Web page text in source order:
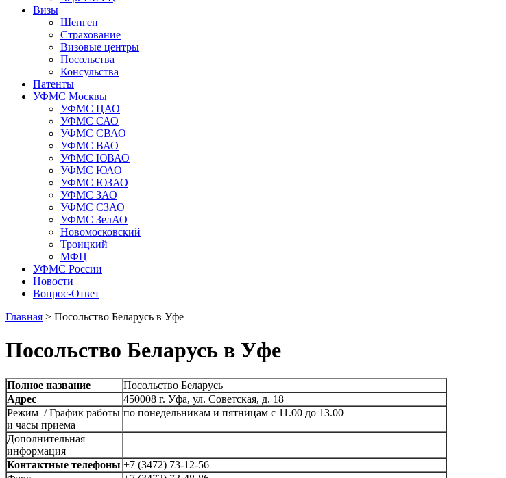
Визы
Шенген
Страхование
Визовые центры
Посольства
Консульства
Патенты
УФМС Москвы
УФМС ЦАО
УФМС САО
УФМС СВАО
УФМС ВАО
УФМС ЮВАО
УФМС ЮАО
УФМС ЮЗАО
УФМС ЗАО
УФМС СЗАО
УФМС ЗелАО
Новомосковский
Троицкий
МФЦ
УФМС России
Новости
Вопрос-Ответ
Главная > Посольство Беларусь в Уфе
Посольство Беларусь в Уфе
Полное название
Посольство Беларусь
Адрес
450008 г. Уфа, ул. Советская, д. 18
Режим / График работы
и часы приема
по понедельникам и пятницам с 11.00 до 13.00
Дополнительная
информация
——
Контактные телефоны +7 (3472) 73-12-56